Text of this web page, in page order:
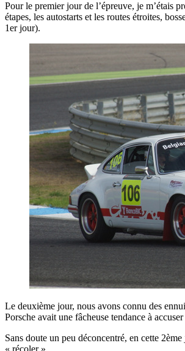
Pour le premier jour de l’épreuve, je m’étais
étapes, les autostarts et les routes étroites,
1er jour).
Le deuxième jour, nous avons connu des
Porsche avait une fâcheuse tendance à
Sans doute un peu déconcentré, en cette
« récoler ».